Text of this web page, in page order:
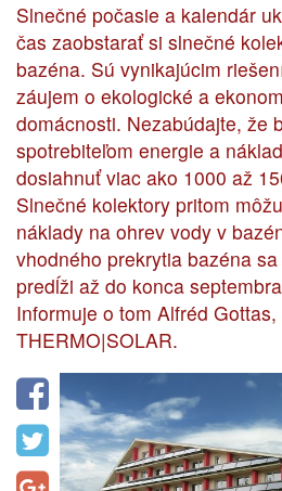
Slnečné počasie a kalendár
čas zaobstarať si slnečné
bazéna. Sú vynikajúcim
záujem o ekologické a
domácnosti. Nezabúdajte, že
spotrebiteľom energie a
dosiahnuť viac ako 1000 až
Slnečné kolektory pritom
náklady na ohrev vody v
vhodného prekrytia bazéna
predĺži až do konca
Informuje o tom Alfréd
THERMO|SOLAR.